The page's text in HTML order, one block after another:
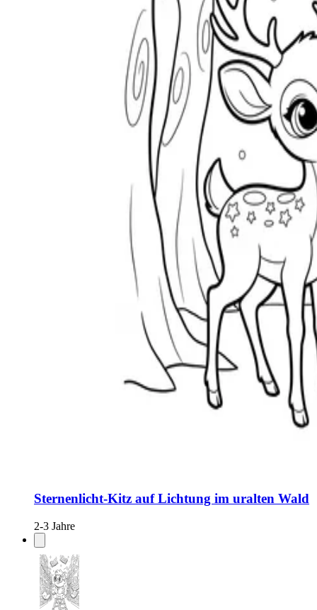
Sternenlicht-Kitz auf Lichtung im uralten Wald
2-3 Jahre